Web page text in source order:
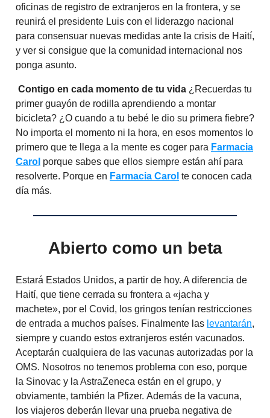
oficinas de registro de extranjeros en la frontera, y se
reunirá el presidente Luis con el liderazgo nacional
para consensuar nuevas medidas ante la crisis de Haití,
y ver si consigue que la comunidad internacional nos
ponga asunto.
Contigo en cada momento de tu vida ¿Recuerdas tu
primer guayón de rodilla aprendiendo a montar
bicicleta? ¿O cuando a tu bebé le dio su primera fiebre?
No importa el momento ni la hora, en esos momentos lo
primero que te llega a la mente es coger para Farmacia
Carol porque sabes que ellos siempre están ahí para
resolverte. Porque en Farmacia Carol te conocen cada
día más.
Abierto como un beta
Estará Estados Unidos, a partir de hoy. A diferencia de
Haití, que tiene cerrada su frontera a «jacha y
machete», por el Covid, los gringos tenían restricciones
de entrada a muchos países. Finalmente las levantarán,
siempre y cuando estos extranjeros estén vacunados.
Aceptarán cualquiera de las vacunas autorizadas por la
OMS. Nosotros no tenemos problema con eso, porque
la Sinovac y la AstraZeneca están en el grupo, y
obviamente, también la Pfizer. Además de la vacuna,
los viajeros deberán llevar una prueba negativa de